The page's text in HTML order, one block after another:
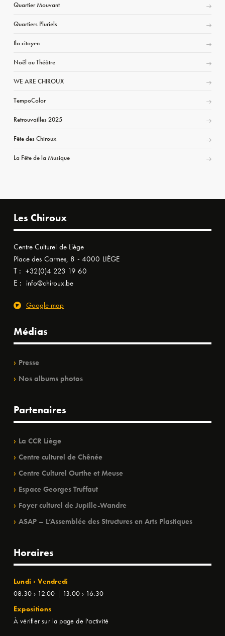
Quartier Mouvant
Quartiers Pluriels
Ilo citoyen
Noël au Théâtre
WE ARE CHIROUX
TempoColor
Retrouvailles 2025
Fête des Chiroux
La Fête de la Musique
Les Chiroux
Centre Culturel de Liège
Place des Carmes, 8 - 4000 LIÈGE
T : +32(0)4 223 19 60
E : info@chiroux.be
Google map
Médias
Presse
Nos albums photos
Partenaires
La CCR Liège
Centre culturel de Chênée
Centre Culturel Ourthe et Meuse
Espace Georges Truffaut
Foyer culturel de Jupille-Wandre
ASAP – L’Assemblée des Structures en Arts Plastiques
Horaires
Lundi › Vendredi
08:30 › 12:00 | 13:00 › 16:30
Expositions
À vérifier sur la page de l'activité